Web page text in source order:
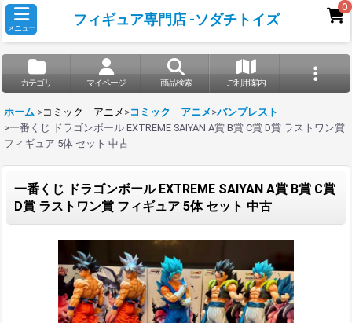
メニュー
フィギュア専門店 -ソダチトイズ
0
カテゴリ マイページ 商品検索 ご利用案内
ホーム >コミック アニメ >コミック アニメ >バンプレスト
>一番くじ ドラゴンボール EXTREME SAIYAN A賞 B賞 C賞 D賞 ラストワン賞
フィギュア 5体 セット 中古
一番くじ ドラゴンボール EXTREME SAIYAN A賞 B賞 C賞
D賞 ラストワン賞 フィギュア 5体 セット 中古